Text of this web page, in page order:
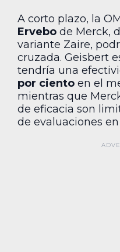
A corto plazo, la
Ervebo de Merck,
variante Zaire,
cruzada. Geisbert
tendría una
por ciento en el
mientras que
de eficacia son
de evaluaciones